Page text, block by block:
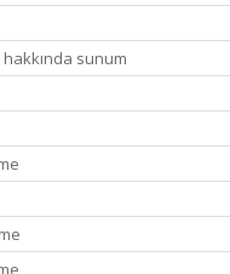
hakkında sunum